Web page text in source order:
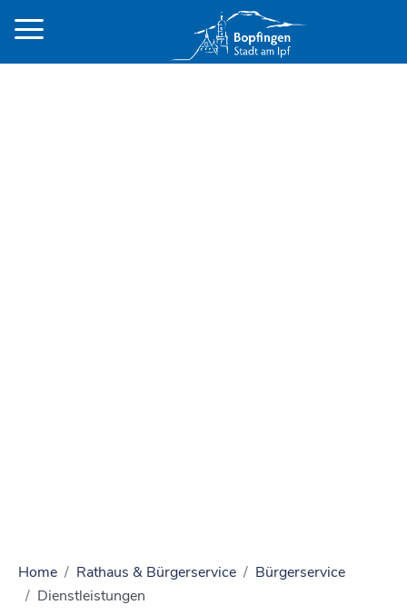
Home Rathaus & Bürgerservice
Bürgerservice
Dienstleistungen